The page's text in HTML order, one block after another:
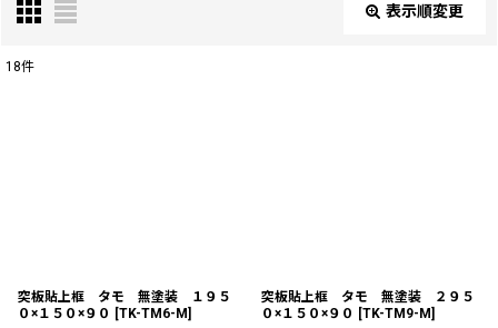
表示順変更
18件
突板貼上框 タモ 無塗装 １９５
０×１５０×９０ [TK-TM6-M]
突板貼上框 タモ 無塗装 ２９５
０×１５０×９０ [TK-TM9-M]